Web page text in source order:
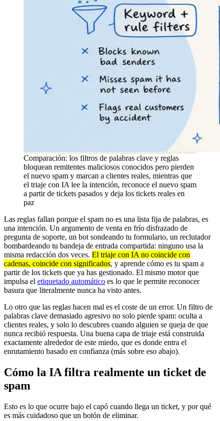
Comparación: los filtros de palabras clave y reglas
bloquean remitentes maliciosos conocidos pero pierden
el nuevo spam y marcan a clientes reales, mientras que
el triaje con IA lee la intención, reconoce el nuevo spam
a partir de tickets pasados y deja los tickets reales en
paz
Las reglas fallan porque el spam no es una lista fija de palabras, es
una intención. Un argumento de venta en frío disfrazado de
pregunta de soporte, un bot sondeando tu formulario, un reclutador
bombardeando tu bandeja de entrada compartida: ninguno usa la
misma redacción dos veces. El triaje con IA no coincide con
cadenas, coincide con significados, y aprende cómo es tu spam a
partir de los tickets que ya has gestionado. El mismo motor que
impulsa el etiquetado automático es lo que le permite reconocer
basura que literalmente nunca ha visto antes.
Lo otro que las reglas hacen mal es el coste de un error. Un filtro de
palabras clave demasiado agresivo no solo pierde spam: oculta a
clientes reales, y solo lo descubres cuando alguien se queja de que
nunca recibió respuesta. Una buena capa de triaje está construida
exactamente alrededor de este miedo, que es donde entra el
enrutamiento basado en confianza (más sobre eso abajo).
Cómo la IA filtra realmente un ticket de
spam
Esto es lo que ocurre bajo el capó cuando llega un ticket, y por qué
es más cuidadoso que un botón de eliminar.